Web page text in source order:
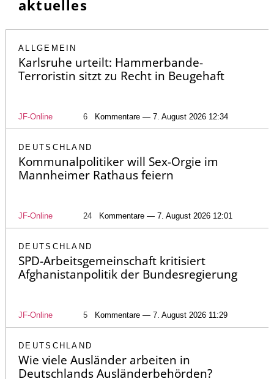
aktuelles
ALLGEMEIN
Karlsruhe urteilt: Hammerbande-
Terroristin sitzt zu Recht in Beugehaft
JF-Online 6 Kommentare — 7. August 2026 12:34
DEUTSCHLAND
Kommunalpolitiker will Sex-Orgie im
Mannheimer Rathaus feiern
JF-Online 24 Kommentare — 7. August 2026 12:01
DEUTSCHLAND
SPD-Arbeitsgemeinschaft kritisiert
Afghanistanpolitik der Bundesregierung
JF-Online 5 Kommentare — 7. August 2026 11:29
DEUTSCHLAND
Wie viele Ausländer arbeiten in
Deutschlands Ausländerbehörden?